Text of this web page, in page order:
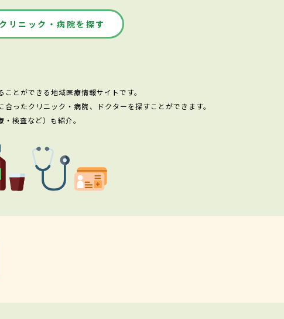
クリニック・病院を探す
とができる地域医療情報サイトです。
ったクリニック・病院、ドクターを探すことができます。
検査など）も紹介。